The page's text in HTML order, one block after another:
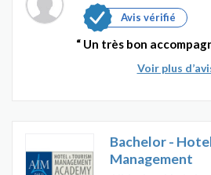
Avis vérifié
Un très bon
Voir plus
Bachelor -
Management